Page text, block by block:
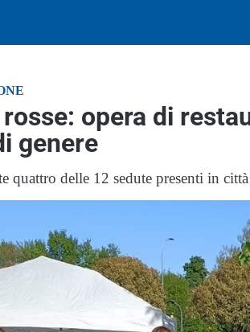
opera di
genere
quattro delle 12 sedute presenti in